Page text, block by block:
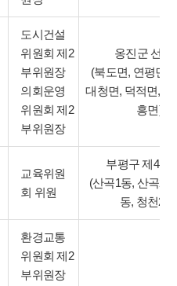
도시건설
위원회 제2
부위원장
의회운영
위원회 제2
부위원장
옹진군 선거
(북도면, 연평면,
대청면, 덕적면, 자
흥면)
교육위원
회 위원
부평구 제4선
(산곡1동, 산곡2
동, 청천2동
환경교통
위원회 제2
부위원장